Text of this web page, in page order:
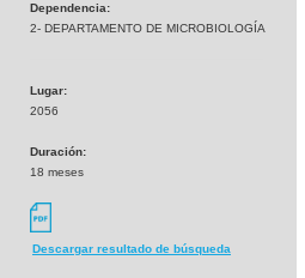
Dependencia:
2- DEPARTAMENTO DE MICROBIOLOGÍA
Lugar:
2056
Duración:
18 meses
Descargar resultado de búsqueda